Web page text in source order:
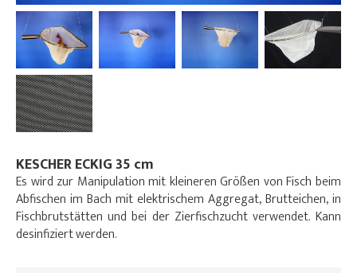
KESCHER ECKIG 35 cm
Es wird zur Manipulation mit kleineren Größen von Fisch beim
Abfischen im Bach mit elektrischem Aggregat, Brutteichen, in
Fischbrutstätten und bei der Zierfischzucht verwendet. Kann
desinfiziert werden.